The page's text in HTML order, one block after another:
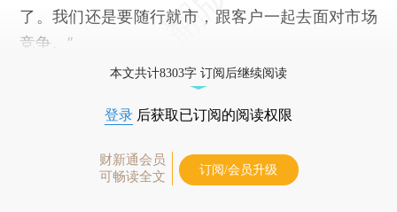
了。我们还是要随行就市，跟客户一起去面对市场
竞争。”
本文共计8303字 订阅后继续阅读
登录 后获取已订阅的阅读权限
财新通会员
可畅读全文
订阅/会员升级